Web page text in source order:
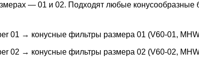
— 01 и 02. Подходят любые
01 → конусные фильтры размера 01 (V60-01,
02 → конусные фильтры размера 02 (V60-02,